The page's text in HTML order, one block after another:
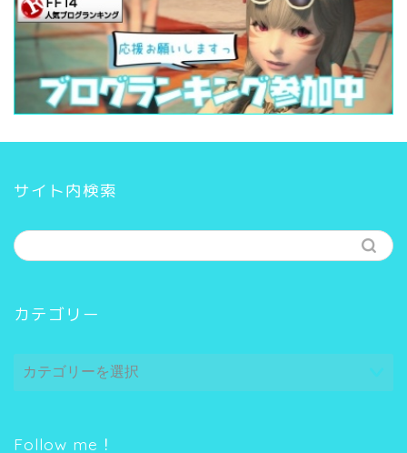
サイト内検索
カテゴリー
テ
ー
Follow me！